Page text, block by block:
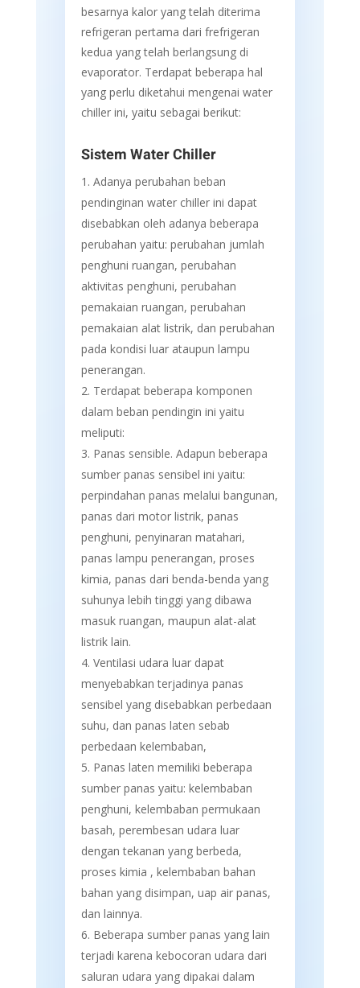
besarnya kalor yang telah diterima
refrigeran pertama dari frefrigeran
kedua yang telah berlangsung di
evaporator. Terdapat beberapa hal
yang perlu diketahui mengenai water
chiller ini, yaitu sebagai berikut:
Sistem Water Chiller
Adanya perubahan beban
pendinginan water chiller ini dapat
disebabkan oleh adanya beberapa
perubahan yaitu: perubahan jumlah
penghuni ruangan, perubahan
aktivitas penghuni, perubahan
pemakaian ruangan, perubahan
pemakaian alat listrik, dan perubahan
pada kondisi luar ataupun lampu
penerangan.
Terdapat beberapa komponen
dalam beban pendingin ini yaitu
meliputi:
Panas sensible. Adapun beberapa
sumber panas sensibel ini yaitu:
perpindahan panas melalui bangunan,
panas dari motor listrik, panas
penghuni, penyinaran matahari,
panas lampu penerangan, proses
kimia, panas dari benda-benda yang
suhunya lebih tinggi yang dibawa
masuk ruangan, maupun alat-alat
listrik lain.
Ventilasi udara luar dapat
menyebabkan terjadinya panas
sensibel yang disebabkan perbedaan
suhu, dan panas laten sebab
perbedaan kelembaban,
Panas laten memiliki beberapa
sumber panas yaitu: kelembaban
penghuni, kelembaban permukaan
basah, perembesan udara luar
dengan tekanan yang berbeda,
proses kimia , kelembaban bahan
bahan yang disimpan, uap air panas,
dan lainnya.
Beberapa sumber panas yang lain
terjadi karena kebocoran udara dari
saluran udara yang dipakai dalam